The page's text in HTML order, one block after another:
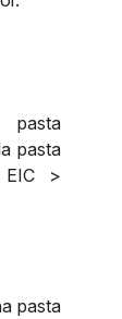
pasta
EIC >
pasta